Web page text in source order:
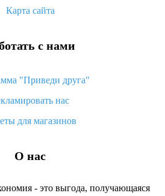
Карта сайта
с нами
"Приведи друга"
нас
для магазинов
О нас
- это выгода, получающаяся